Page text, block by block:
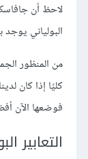
لاحظ أن
البولياني
من المنظور
كليًا إذا كان
فوضعها الآن
التعابير